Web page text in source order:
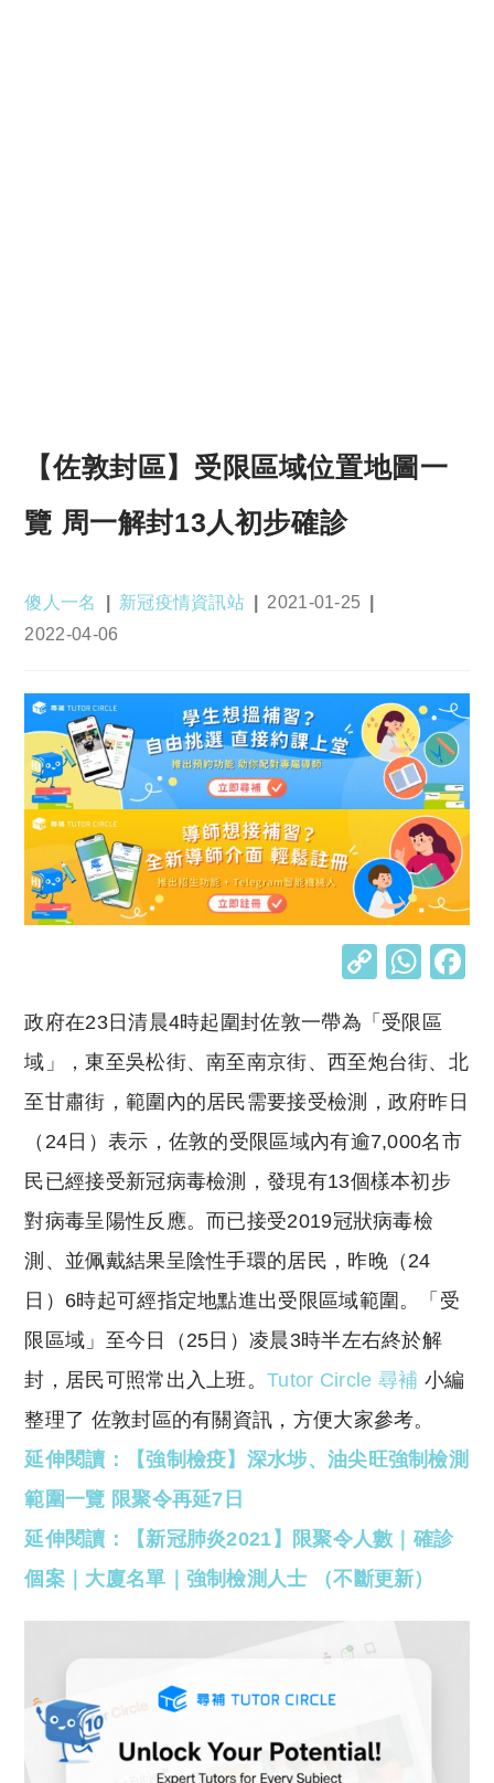
【佐敦封區】受限區域位置地圖一
覽 周一解封13人初步確診
Post
author:
傻人一名
Post
新冠疫情資訊站
Post
2021-01-25
Post
2022-04-06
C
p
y
Li
n
k
W
at
s
A
p
p
政府在23日清晨4時起圍封佐敦一帶為「受限區
域」，東至吳松街、南至南京街、西至炮台街、北
至甘肅街，範圍內的居民需要接受檢測，政府昨日
（24日）表示，佐敦的受限區域內有逾7,000名市
民已經接受新冠病毒檢測，發現有13個樣本初步
對病毒呈陽性反應。而已接受2019冠狀病毒檢
測、並佩戴結果呈陰性手環的居民，昨晚（24
日）6時起可經指定地點進出受限區域範圍。「受
限區域」至今日（25日）凌晨3時半左右終於解
封，居民可照常出入上班。Tutor Circle 尋補 小編
整理了 佐敦封區的有關資訊，方便大家參考。
延伸閱讀：【強制檢疫】深水埗、油尖旺強制檢測
範圍一覽 限聚令再延7日
延伸閱讀：【新冠肺炎2021】限聚令人數｜確診
個案｜大廈名單｜強制檢測人士 （不斷更新）